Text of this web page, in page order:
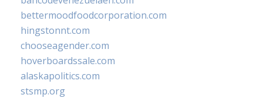
bettermoodfoodcorporation.com
hingstonnt.com
chooseagender.com
hoverboardssale.com
alaskapolitics.com
stsmp.org